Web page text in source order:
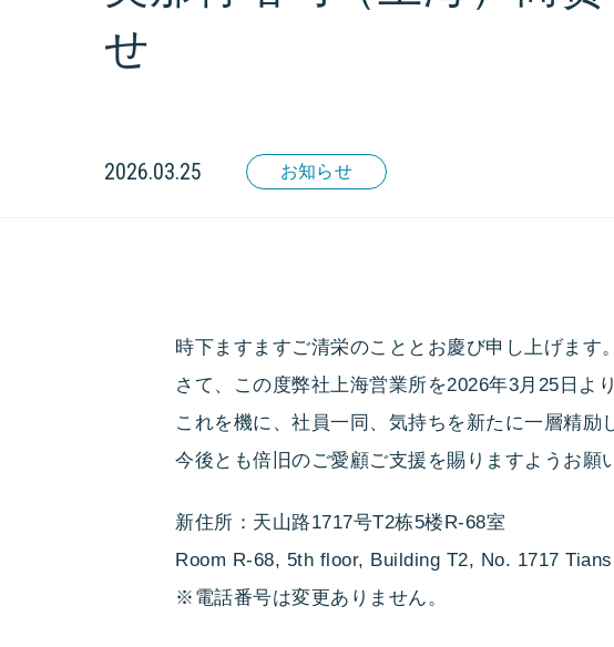
せ
2026.03.25 お知らせ
時下ますますご清栄のこととお慶び申し上げます
さて、この度弊社上海営業所を2026年3月25日よ
これを機に、社員一同、気持ちを新たに一層精励
今後とも倍旧のご愛顧ご支援を賜りますようお願
新住所：天山路1717号T2栋5楼R-68室
Room R-68, 5th floor, Building T2, No. 1717
※電話番号は変更ありません。